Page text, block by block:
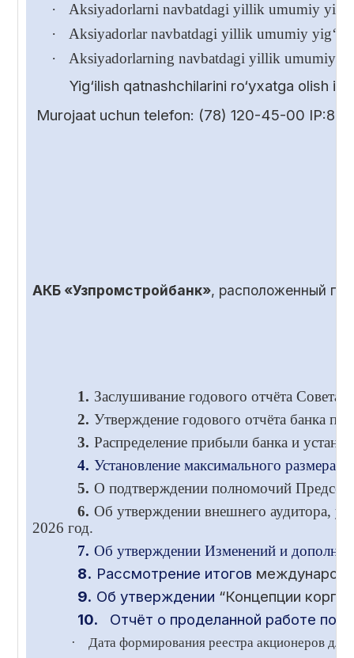
·
Aksiyadorlarni navbatdagi yillik umumiy
·
Aksiyadorlar navbatdagi yillik umumiy
·
Aksiyadorlarning navbatdagi yillik umumiy
Yig‘ilish qatnashchilarini ro‘yxatga olish
Murojaat uchun telefon: (78) 120-45-00 IP:85-
АКБ «Узпромстройбанк», расположенный по
1. Заслушивание годового отчёта
2. Утверждение годового отчёта банка по
3. Распределение прибыли банка и
4. Установление максимального размера
5. О подтверждении полномочий
6. Об утверждении внешнего аудитора,
2026 год.
7. Об утверждении Изменений и
8. Рассмотрение итогов
9. Об утверждении “Концепции
10.
Отчёт о проделанной работе по
·
Дата формирования реестра акционеров